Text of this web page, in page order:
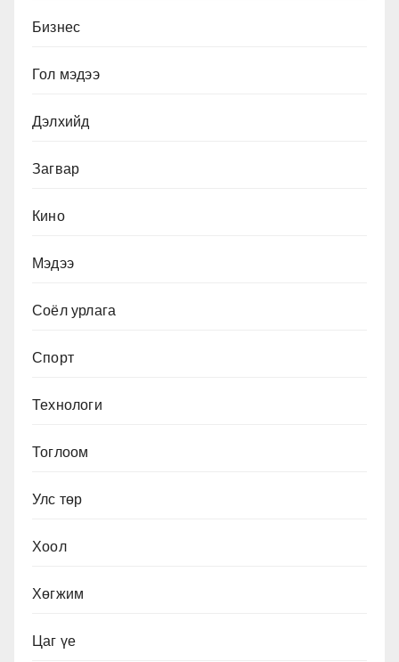
Бизнес
Гол мэдээ
Дэлхийд
Загвар
Кино
Мэдээ
Соёл урлага
Спорт
Технологи
Тоглоом
Улс төр
Хоол
Хөгжим
Цаг үе